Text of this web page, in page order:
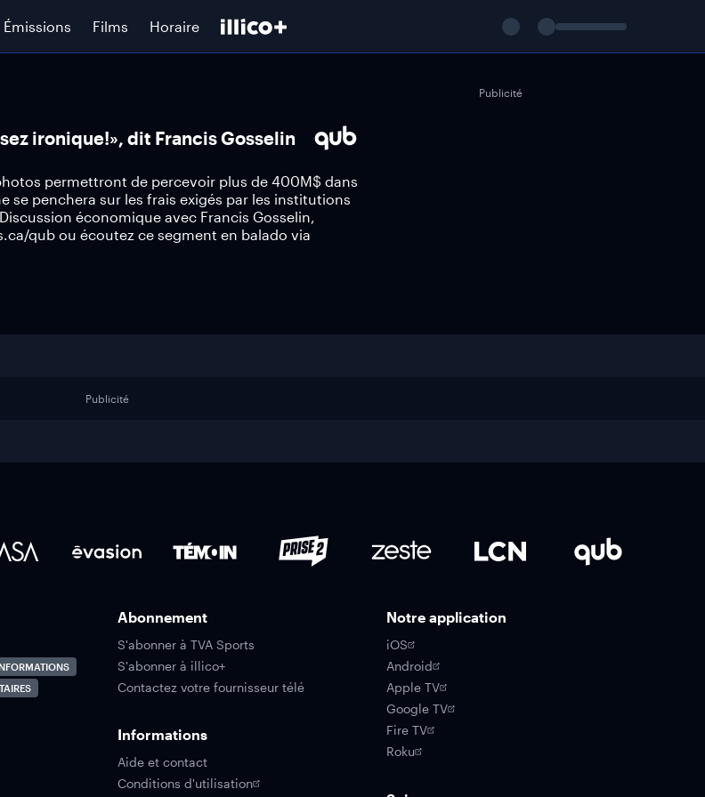
Émissions Films Horaire
ironique!», dit Francis Gosselin
permettront de percevoir plus de 400M$ dans
se penchera sur les frais exigés par les institutions
économique avec Francis Gosselin,
qub ou écoutez ce segment en balado via
Publicité
Publicité
Abonnement
S'abonner à TVA Sports
S'abonner à illico+
Contactez votre fournisseur télé
Informations
Aide et contact
Conditions d'utilisation
Notre application
iOS
Android
Apple TV
Google TV
Fire TV
Roku